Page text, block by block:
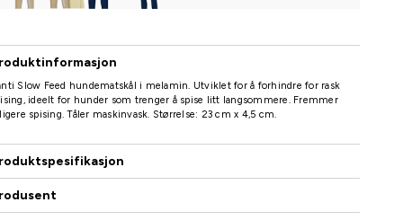
Slow Feed hundematskål i melamin. Utviklet for å forhindre for rask
ideelt for hunder som trenger å spise litt langsommere. Fremmer
spising. Tåler maskinvask. Størrelse: 23 cm x 4,5 cm.